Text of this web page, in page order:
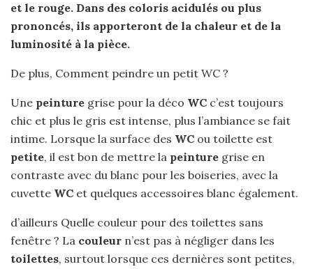
et le rouge. Dans des coloris acidulés ou plus
prononcés, ils apporteront de la chaleur et de la
luminosité à la pièce.
De plus, Comment peindre un petit WC ?
Une peinture grise pour la déco WC c’est toujours
chic et plus le gris est intense, plus l’ambiance se fait
intime. Lorsque la surface des WC ou toilette est
petite, il est bon de mettre la peinture grise en
contraste avec du blanc pour les boiseries, avec la
cuvette WC et quelques accessoires blanc également.
d’ailleurs Quelle couleur pour des toilettes sans
fenêtre ? La couleur n’est pas à négliger dans les
toilettes, surtout lorsque ces dernières sont petites,